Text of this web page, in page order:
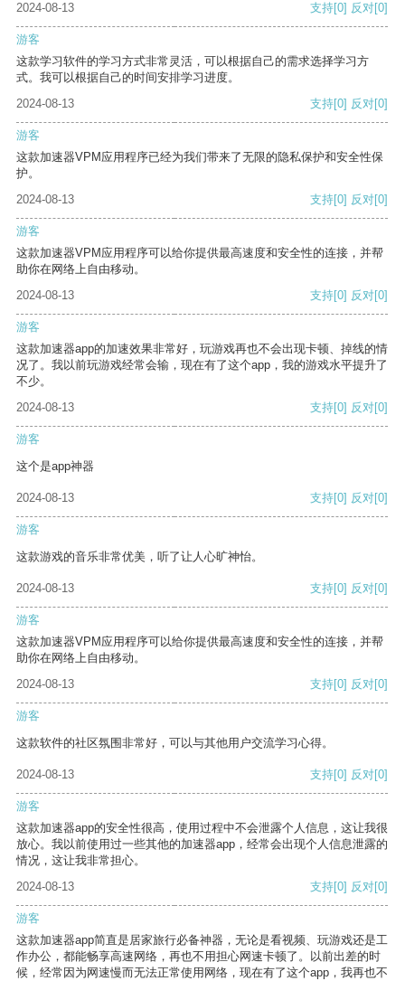
2024-08-13 支持[0] 反对[0]
游客
这款学习软件的学习方式非常灵活，可以根据自己的需求选择学习方
式。我可以根据自己的时间安排学习进度。
2024-08-13
支持[0] 反对[0]
游客
这款加速器VPM应用程序已经为我们带来了无限的隐私保护和安全性保
护。
2024-08-13
支持[0] 反对[0]
游客
这款加速器VPM应用程序可以给你提供最高速度和安全性的连接，并帮
助你在网络上自由移动。
2024-08-13
支持[0] 反对[0]
游客
这款加速器app的加速效果非常好，玩游戏再也不会出现卡顿、掉线的情
况了。我以前玩游戏经常会输，现在有了这个app，我的游戏水平提升了
不少。
2024-08-13
支持[0] 反对[0]
游客
这个是app神器
2024-08-13 支持[0] 反对[0]
游客
这款游戏的音乐非常优美，听了让人心旷神怡。
2024-08-13 支持[0] 反对[0]
游客
这款加速器VPM应用程序可以给你提供最高速度和安全性的连接，并帮
助你在网络上自由移动。
2024-08-13
支持[0] 反对[0]
游客
这款软件的社区氛围非常好，可以与其他用户交流学习心得。
2024-08-13 支持[0] 反对[0]
游客
这款加速器app的安全性很高，使用过程中不会泄露个人信息，这让我很
放心。我以前使用过一些其他的加速器app，经常会出现个人信息泄露的
情况，这让我非常担心。
2024-08-13
支持[0] 反对[0]
游客
这款加速器app简直是居家旅行必备神器，无论是看视频、玩游戏还是工
作办公，都能畅享高速网络，再也不用担心网速卡顿了。以前出差的时
候，经常因为网速慢而无法正常使用网络，现在有了这个app，我再也不